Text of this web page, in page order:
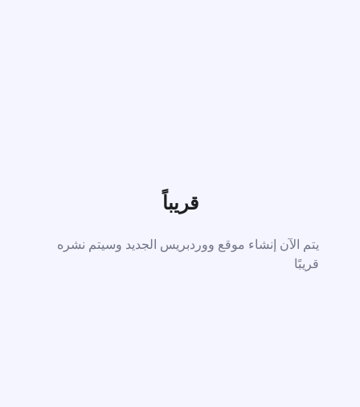
قريباً
يتم الآن إنشاء موقع ووردبريس الجديد وسيتم نشره
قريبًا